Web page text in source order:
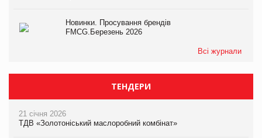
Новинки. Просування брендів
FMCG.Березень 2026
Всі журнали
ТЕНДЕРИ
21 січня 2026
ТДВ «Золотоніський маслоробний комбінат»